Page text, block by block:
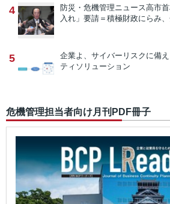
4 防災・危機管理ニュース高市
入れ」要請＝積極財政にらみ
5 企業よ、サイバーリスクに備え
ティソリューション
危機管理担当者向け月刊PDF冊子